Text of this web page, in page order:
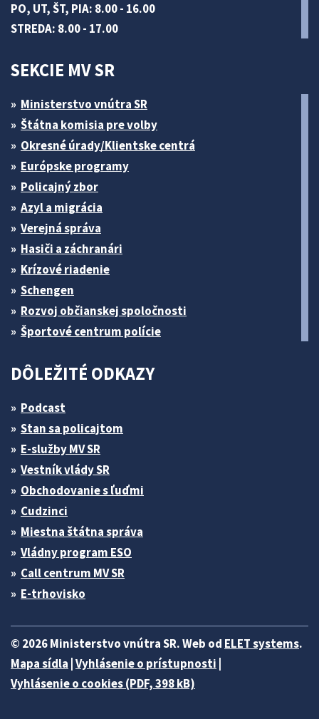
PO, UT, ŠT, PIA: 8.00 - 16.00
STREDA: 8.00 - 17.00
SEKCIE MV SR
Ministerstvo vnútra SR
Štátna komisia pre volby
Okresné úrady/Klientske centrá
Európske programy
Policajný zbor
Azyl a migrácia
Verejná správa
Hasiči a záchranári
Krízové riadenie
Schengen
Rozvoj občianskej spoločnosti
Športové centrum polície
DÔLEŽITÉ ODKAZY
Podcast
Stan sa policajtom
E-služby MV SR
Vestník vlády SR
Obchodovanie s ľuďmi
Cudzinci
Miestna štátna správa
Vládny program ESO
Call centrum MV SR
E-trhovisko
© 2026 Ministerstvo vnútra SR. Web od ELET systems.
Mapa sídla Vyhlásenie o prístupnosti
Vyhlásenie o cookies (PDF, 398 kB)